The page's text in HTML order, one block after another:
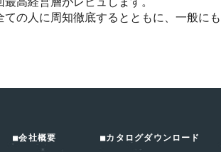
の人に周知徹底するとともに、一般に
■会社概要 ■カタログダウンロード